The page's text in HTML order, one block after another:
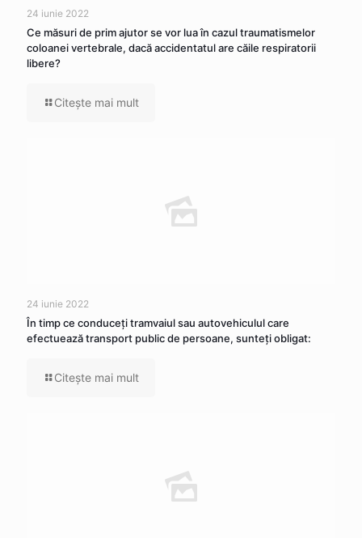
24 iunie 2022
Ce măsuri de prim ajutor se vor lua în cazul traumatismelor
coloanei vertebrale, dacă accidentatul are căile respiratorii
libere?
Citeşte mai mult
24 iunie 2022
În timp ce conduceţi tramvaiul sau autovehiculul care
efectuează transport public de persoane, sunteţi obligat:
Citeşte mai mult